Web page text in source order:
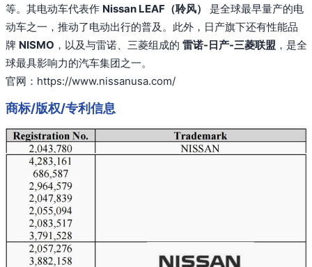
等。其电动车代表作 Nissan LEAF（聆风）
是全球最早量产的电
动车之一，推动了电动出行的普及。此外，日产旗下还有性能品
牌 NISMO ，以及与雷诺、三菱组成的 雷诺-日产-三菱联盟 ，是全
球最具影响力的汽车集团之一。
官网： https://www.nissanusa.com/
商标/版权/专利信息